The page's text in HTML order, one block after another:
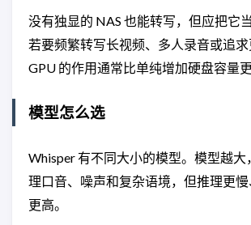
没有独显的 NAS 也能转写，但应把它
若要频繁转写长视频、多人录音或追求
GPU 的作用通常比单纯增加硬盘容量更
模型怎么选
Whisper 有不同大小的模型。模型越大
理口音、噪声和复杂语境，但推理更
更高。